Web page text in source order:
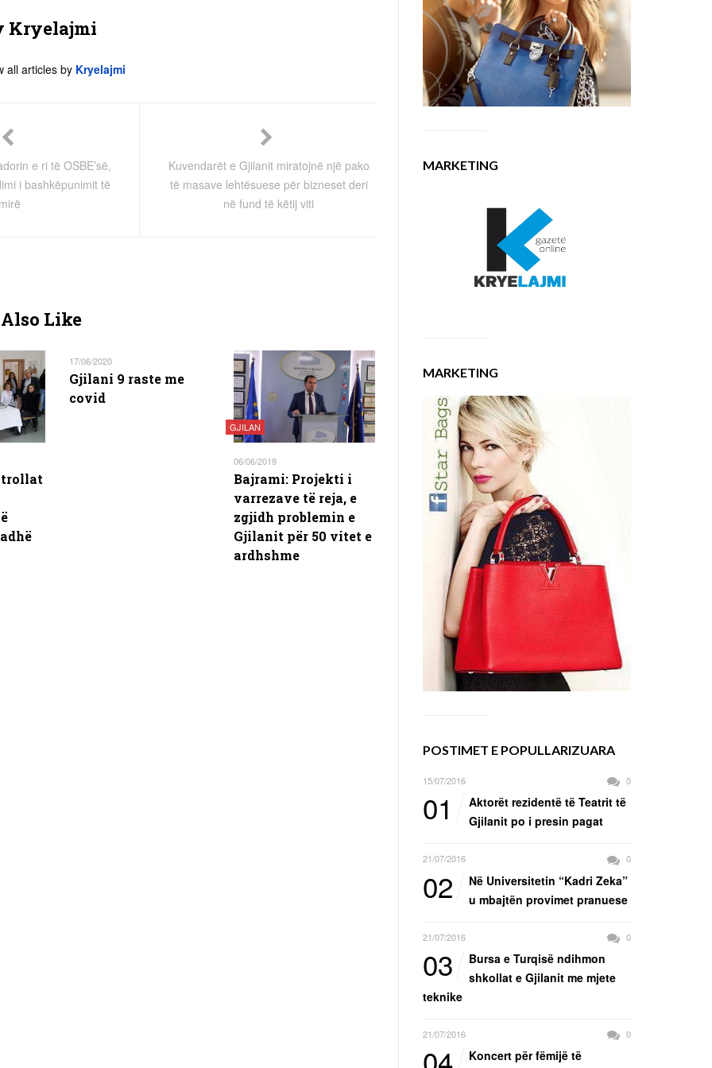
Kryelajmi
all articles by Kryelajmi
e ri të OSBE’së,
i bashkëpunimit të
Kuvendarët e Gjilanit miratojnë një pako
të masave lehtësuese për bizneset deri
në fund të këtij viti
Like
17/06/2020
Gjilani 9 raste me
covid
GJILAN
06/06/2019
Bajrami: Projekti i
varrezave të reja, e
zgjidh problemin e
Gjilanit për 50 vitet e
ardhshme
MARKETING
MARKETING
POSTIMET E POPULLARIZUARA
15/07/2016 0
01
Aktorët rezidentë të Teatrit të
Gjilanit po i presin pagat
21/07/2016 0
02
Në Universitetin “Kadri Zeka”
u mbajtën provimet pranuese
21/07/2016 0
03
Bursa e Turqisë ndihmon
shkollat e Gjilanit me mjete
teknike
21/07/2016 0
Koncert për fëmijë të